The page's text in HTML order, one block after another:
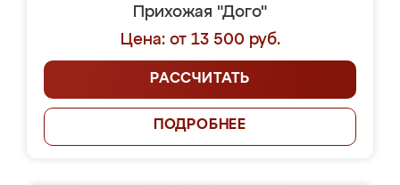
Прихожая "Дого"
Цена: от 13 500 руб.
РАССЧИТАТЬ
ПОДРОБНЕЕ